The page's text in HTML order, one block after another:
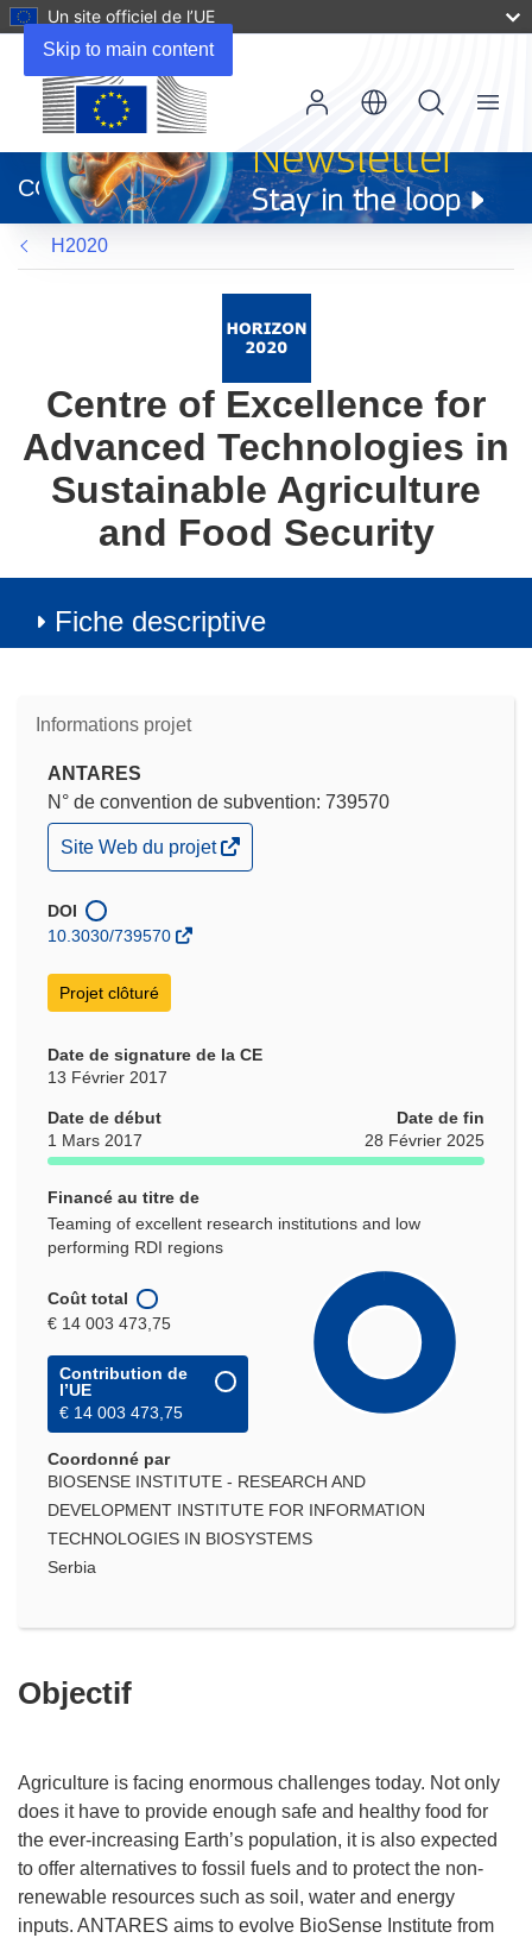
Skip to main content
Un site officiel de l’UE
dans
une
nouvelle
fenêtre)
CORDIS
Menu
H2020
Centre of Excellence for
Advanced Technologies in
Sustainable Agriculture
and Food Security
Fiche descriptive
Informations projet
ANTARES
N° de convention de subvention: 739570
(s’ouvre
dans
nouvelle
fenêtre)
Site Web du projet
DOI
10.3030/739570
Projet clôturé
Date de signature de la CE
13 Février 2017
Date de début
1 Mars 2017
Date de fin
28 Février 2025
Financé au titre de
Teaming of excellent research institutions and low
performing RDI regions
Coût total
€ 14 003 473,75
Contribution de
l’UE
€ 14 003 473,75
Coordonné par
BIOSENSE INSTITUTE - RESEARCH AND
DEVELOPMENT INSTITUTE FOR INFORMATION
TECHNOLOGIES IN BIOSYSTEMS
Serbia
Objectif
Agriculture is facing enormous challenges today. Not only
does it have to provide enough safe and healthy food for
the ever-increasing Earth’s population, it is also expected
to offer alternatives to fossil fuels and to protect the non-
renewable resources such as soil, water and energy
inputs. ANTARES aims to evolve BioSense Institute from